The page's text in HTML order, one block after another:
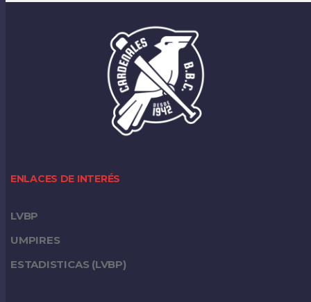
ENLACES DE INTERÉS
LVBP
UMPIRES
ESTADISTICAS (LVBP)